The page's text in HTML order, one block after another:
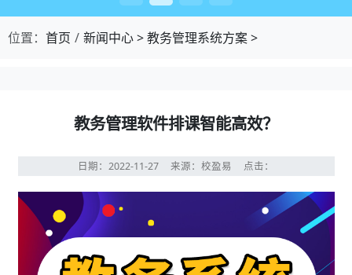
位置： 首页 新闻中心>教务管理系统方案>
教务管理软件排课智能高效？
日期：2022-11-27 来源：校盈易 点击：